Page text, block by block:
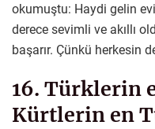
okumuştu: Haydi gelin
derece sevimli ve akıllı
başarır. Çünkü herkesin
16. Türklerin
Kürtlerin en